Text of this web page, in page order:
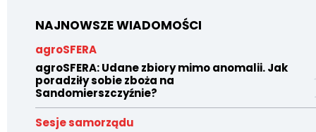
NAJNOWSZE WIADOMOŚCI
agroSFERA
agroSFERA: Udane zbiory mimo anomalii. Jak
poradziły sobie zboża na
Sandomierszczyźnie?
Sesje samorządu